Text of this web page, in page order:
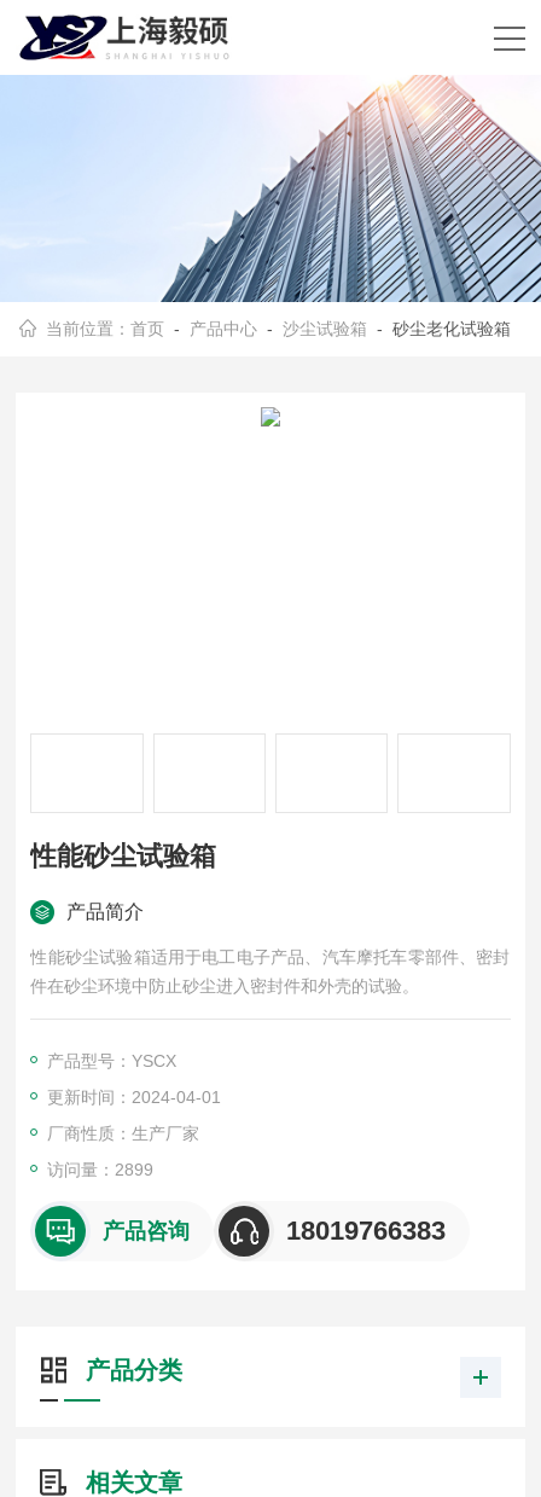
当前位置：首页 - 产品中心 -沙尘试验箱 - 砂尘老化试验箱
性能砂尘试验箱
产品简介
性能砂尘试验箱适用于电工电子产品、汽车摩托车零部件、密封
件在砂尘环境中防止砂尘进入密封件和外壳的试验。
产品型号：YSCX
更新时间：2024-04-01
厂商性质：生产厂家
访问量：2899
产品咨询 18019766383
产品分类
相关文章